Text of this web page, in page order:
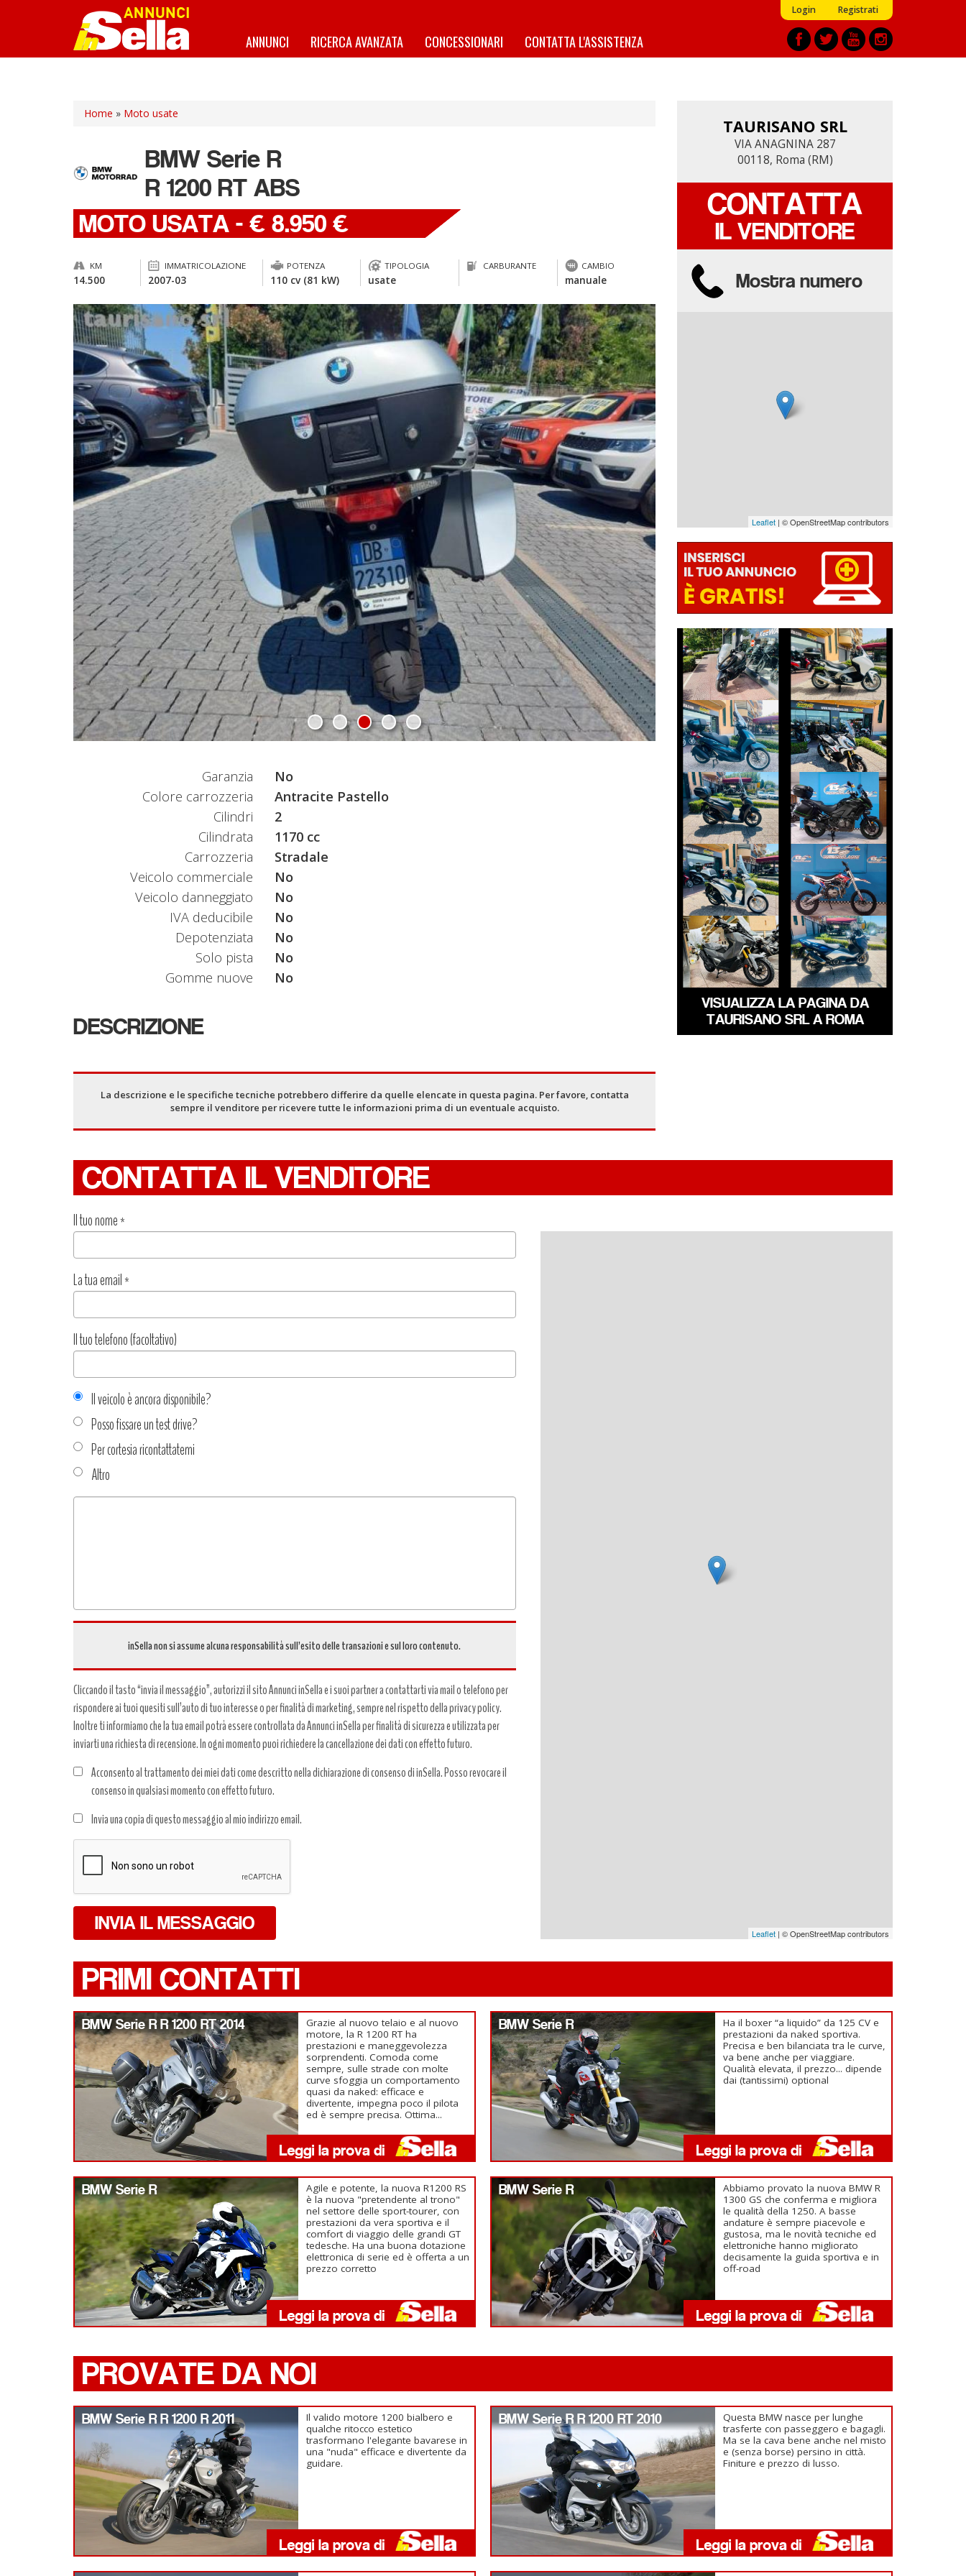
Login Registrati
ANNUNCI RICERCA AVANZATA CONCESSIONARI CONTATTA L'ASSISTENZA
Home » Moto usate
BMW Serie R
R 1200 RT ABS
MOTO USATA - € 8.950 €
KM
14.500
IMMATRICOLAZIONE
2007-03
POTENZA
110 cv (81 kW)
TIPOLOGIA
usate
CARBURANTE CAMBIO
manuale
Garanzia
No
Colore carrozzeria
Antracite Pastello
Cilindri
2
Cilindrata
1170 cc
Carrozzeria
Stradale
Veicolo commerciale
No
Veicolo danneggiato
No
IVA deducibile
No
Depotenziata
No
Solo pista
No
Gomme nuove
No
DESCRIZIONE
La descrizione e le specifiche tecniche potrebbero differire da quelle elencate in questa pagina. Per favore, contatta
sempre il venditore per ricevere tutte le informazioni prima di un eventuale acquisto.
TAURISANO SRL
VIA ANAGNINA 287
00118, Roma (RM)
CONTATTA
IL VENDITORE
Mostra numero
Leaflet | © OpenStreetMap contributors
TAURISANO SRL
VIA ANAGNINA 287
00118, Roma (RM)
CONTATTA
IL VENDITORE
Mostra numero
KYMCO
DOWNTOWN
€ 1.390 €
HONDA INTEGRA
€ 2.990 €
PIAGGIO
BEVERLY
€ 3.990 €
HONDA X-ADV
€ 9.999 €
HONDA SH
€ 3.650 €
KAWASAKI
VERSYS
€ 9.990 €
HONDA SH
€ 3.350 €
ALTRA-MARCA
ALTRO-
MODELLO
€ 1.700 €
SYM ADX-400
€ 6.990 €
YAMAHA TMAX
€ 5.790 €
VISUALIZZA LA PAGINA DA
TAURISANO SRL A ROMA
CONTATTA IL VENDITORE
Il tuo nome*
La tua email*
Il tuo telefono (facoltativo)
Il veicolo è ancora disponibile?
Posso fissare un test drive?
Per cortesia ricontattatemi
Altro
Tipo
inSella non si assume alcuna responsabilità sull’esito delle transazioni e sul loro contenuto.
Cliccando il tasto “invia il messaggio”, autorizzi il sito Annunci inSella e i suoi partner a contattarti via mail o telefono per
rispondere ai tuoi quesiti sull’auto di tuo interesse o per finalità di marketing, sempre nel rispetto della privacy policy.
Inoltre ti informiamo che la tua email potrà essere controllata da Annunci inSella per finalità di sicurezza e utilizzata per
inviarti una richiesta di recensione. In ogni momento puoi richiedere la cancellazione dei dati con effetto futuro.
Acconsento al trattamento dei miei dati come descritto nella dichiarazione di consenso di inSella. Posso revocare il
consenso in qualsiasi momento con effetto futuro.
dati
*
Invia una copia di questo messaggio al mio indirizzo email.
INVIA IL MESSAGGIO Leaflet| © OpenStreetMap contributors
PRIMI CONTATTI
BMW Serie R R 1200 RT 2014
Grazie al nuovo telaio e al nuovo
motore, la R 1200 RT ha
prestazioni e maneggevolezza
sorprendenti. Comoda come
sempre, sulle strade con molte
curve sfoggia un comportamento
quasi da naked: efficace e
divertente, impegna poco il pilota
ed è sempre precisa. Ottima...
BMW Serie R
Ha il boxer “a liquido” da 125 CV e
prestazioni da naked sportiva.
Precisa e ben bilanciata tra le curve,
va bene anche per viaggiare.
Qualità elevata, il prezzo... dipende
dai (tantissimi) optional
BMW Serie R
Agile e potente, la nuova R1200 RS
è la nuova "pretendente al trono"
nel settore delle sport-tourer, con
prestazioni da vera sportiva e il
comfort di viaggio delle grandi GT
tedesche. Ha una buona dotazione
elettronica di serie ed è offerta a un
prezzo corretto
BMW Serie R
Abbiamo provato la nuova BMW R
1300 GS che conferma e migliora
le qualità della 1250. A basse
andature è sempre piacevole e
gustosa, ma le novità tecniche ed
elettroniche hanno migliorato
decisamente la guida sportiva e in
off-road
PROVATE DA NOI
BMW Serie R R 1200 R 2011
Il valido motore 1200 bialbero e
qualche ritocco estetico
trasformano l'elegante bavarese in
una "nuda" efficace e divertente da
guidare.
BMW Serie R R 1200 RT 2010
Questa BMW nasce per lunghe
trasferte con passeggero e bagagli.
Ma se la cava bene anche nel misto
e (senza borse) persino in città.
Finiture e prezzo di lusso.